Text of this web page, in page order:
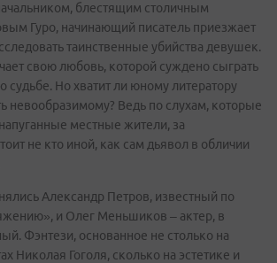
блестящим столичным
Гуро, начинающий писатель приезжает
таинственные убийства девушек.
свою любовь, которой суждено сыграть
судьбе. Но хватит ли юному литератору
невообразимому? Ведь по слухам, которые
местные жители, за
не кто иной, как сам дьявол в обличии
Александр Петров, известный по
и Олег Меньшиков – актер, в
Фэнтези, основанное не столько на
Николая Гоголя, сколько на эстетике и